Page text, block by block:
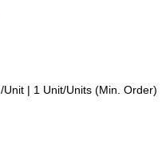
/Unit | 1 Unit/Units (Min. Order)